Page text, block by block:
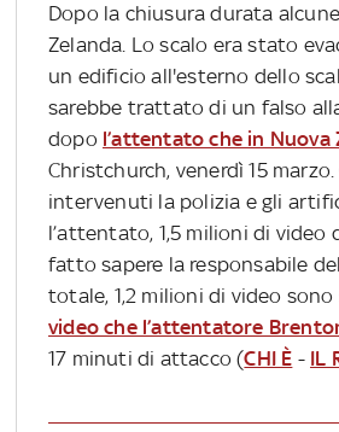
Dopo la chiusura durata
Zelanda. Lo scalo era stato
un edificio all'esterno dello
sarebbe trattato di un falso
dopo l’attentato che in Nuova
Christchurch, venerdì 15
intervenuti la polizia e gli
l’attentato, 1,5 milioni di video
fatto sapere la responsabile
totale, 1,2 milioni di video
video che l’attentatore
17 minuti di attacco (CHI È - IL